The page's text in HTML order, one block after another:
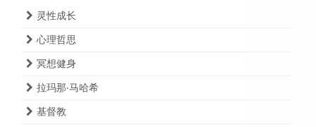
灵性成长
心理哲思
冥想健身
拉玛那·马哈希
基督教